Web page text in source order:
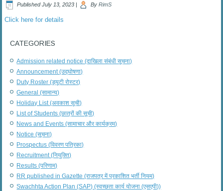
Published July 13, 2023 | By RimS
Click here for details
CATEGORIES
Admission related notice (दाखिला संबंधी सूचना)
Announcement (उद्घोषणा)
Duty Roster (ड्यूटी रोस्टर)
General (सामान्य)
Holiday List (अवकाश सूची)
List of Students (छात्रों की सूची)
News and Events (सामाचार और कार्यक्रम)
Notice (सूचना)
Prospectus (विवरण पत्रिका)
Recruitment (नियुक्ति)
Results (परिणाम)
RR published in Gazette (राजपत्र में प्रकाशित भर्ती नियम)
Swachhta Action Plan (SAP) (स्वच्छता कार्य योजना (एसएपी))